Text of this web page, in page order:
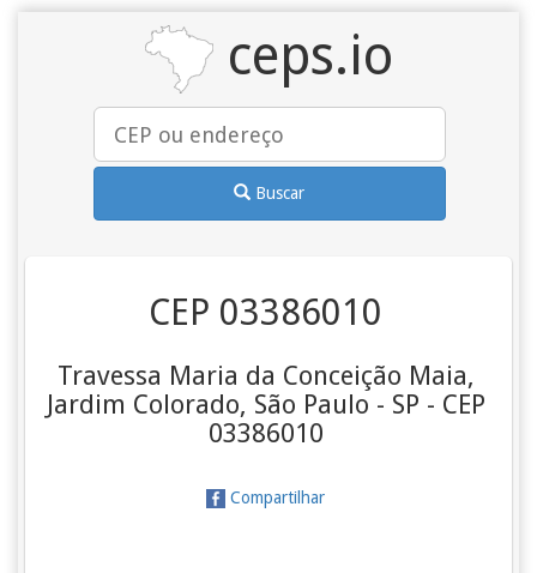
ceps.io
Buscar
CEP 03386010
Travessa Maria da Conceição Maia,
Jardim Colorado, São Paulo - SP - CEP
03386010
Compartilhar